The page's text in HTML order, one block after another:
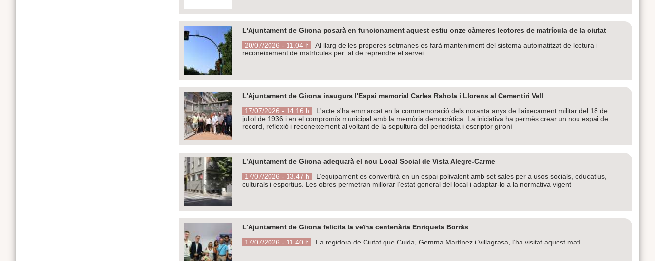
L'Ajuntament de Girona posarà en funcionament aquest estiu onze càmeres lectores de matrícula de la ciutat
20/07/2026 - 11.04 h
Al llarg de les properes setmanes es farà manteniment del sistema automatitzat de lectura i
reconeixement de matrícules per tal de reprendre el servei
L'Ajuntament de Girona inaugura l'Espai memorial Carles Rahola i Llorens al Cementiri Vell
17/07/2026 - 14.16 h
L'acte s'ha emmarcat en la commemoració dels noranta anys de l'aixecament militar del 18 de
juliol de 1936 i en el compromís municipal amb la memòria democràtica. La iniciativa ha permès crear un nou espai de
record, reflexió i reconeixement al voltant de la sepultura del periodista i escriptor gironí
L’Ajuntament de Girona adequarà el nou Local Social de Vista Alegre-Carme
17/07/2026 - 13.47 h
L’equipament es convertirà en un espai polivalent amb set sales per a usos socials, educatius,
culturals i esportius. Les obres permetran millorar l’estat general del local i adaptar-lo a la normativa vigent
L’Ajuntament de Girona felicita la veïna centenària Enriqueta Borràs
17/07/2026 - 11.40 h
La regidora de Ciutat que Cuida, Gemma Martínez i Villagrasa, l’ha visitat aquest matí